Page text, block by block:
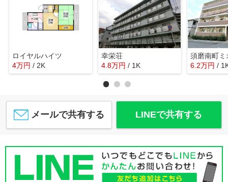
ロイヤルハイツ
4万円 / 2K
幸栄荘
4.8万円 / 1K
須磨南町ミ
6.2万円 /
メールで共有する LINEで共有する